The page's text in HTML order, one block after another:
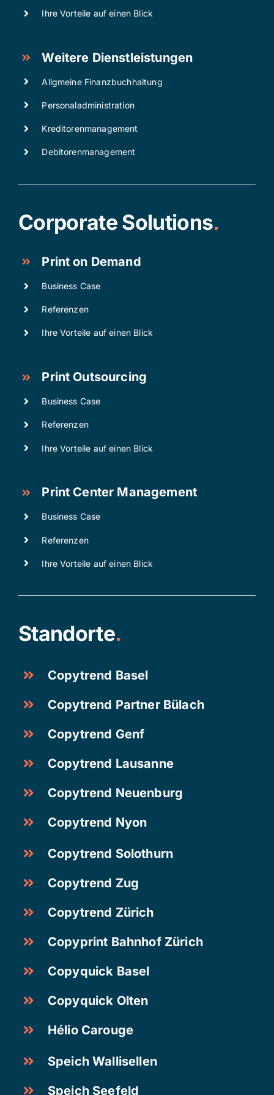
Ihre Vorteile auf einen Blick
Weitere Dienstleistungen
Allgmeine Finanzbuchhaltung
Personaladministration
Kreditorenmanagement
Debitorenmanagement
Corporate Solutions.
Print on Demand
Business Case
Referenzen
Ihre Vorteile auf einen Blick
Print Outsourcing
Business Case
Referenzen
Ihre Vorteile auf einen Blick
Print Center Management
Business Case
Referenzen
Ihre Vorteile auf einen Blick
Standorte.
Copytrend Basel
Copytrend Partner Bülach
Copytrend Genf
Copytrend Lausanne
Copytrend Neuenburg
Copytrend Nyon
Copytrend Solothurn
Copytrend Zug
Copytrend Zürich
Copyprint Bahnhof Zürich
Copyquick Basel
Copyquick Olten
Hélio Carouge
Speich Wallisellen
Speich Seefeld